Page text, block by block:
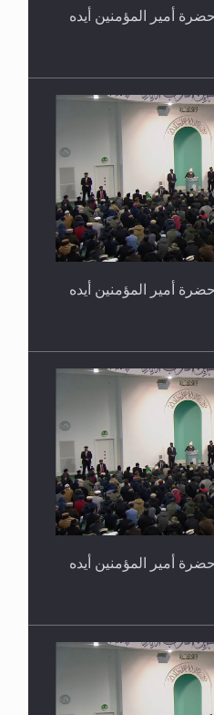
أمير المؤمنين أيده
أمير المؤمنين أيده
أمير المؤمنين أيده